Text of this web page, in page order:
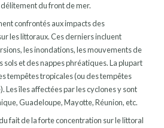
du front de mer.
confrontés aux impacts des
les littoraux. Ces derniers incluent
les inondations, les mouvements de
sols et des nappes phréatiques. La plupart
tempêtes tropicales (ou des tempêtes
Les îles affectées par les cyclones y sont
Guadeloupe, Mayotte, Réunion, etc.
fait de la forte concentration sur le littoral